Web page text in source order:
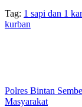
Tag: 1 sapi dan 1
kurban
Polres Bintan
Masyarakat